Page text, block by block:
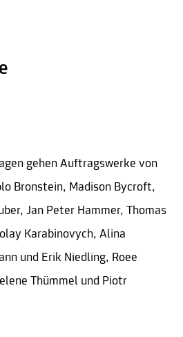
gehen Auftragswerke von
Bronstein, Madison Bycroft,
Jan Peter Hammer, Thomas
Karabinovych, Alina
und Erik Niedling, Roee
Thümmel und Piotr